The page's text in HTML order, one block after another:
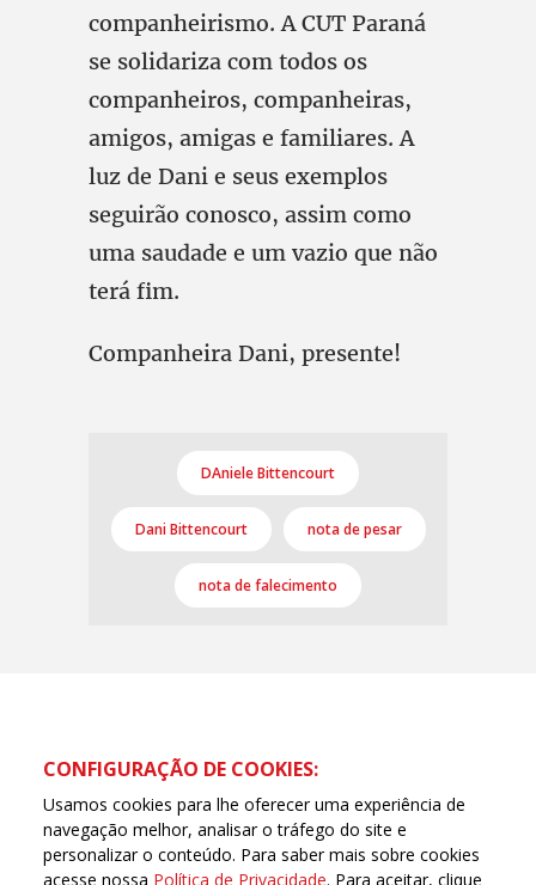
companheirismo. A CUT Paraná
se solidariza com todos os
companheiros, companheiras,
amigos, amigas e familiares. A
luz de Dani e seus exemplos
seguirão conosco, assim como
uma saudade e um vazio que não
terá fim.
Companheira Dani, presente!
DAniele Bittencourt
Dani Bittencourt nota de pesar
nota de falecimento
CONFIGURAÇÃO DE COOKIES:
Usamos cookies para lhe oferecer uma experiência de
navegação melhor, analisar o tráfego do site e
personalizar o conteúdo. Para saber mais sobre cookies
acesse nossa Política de Privacidade. Para aceitar, clique